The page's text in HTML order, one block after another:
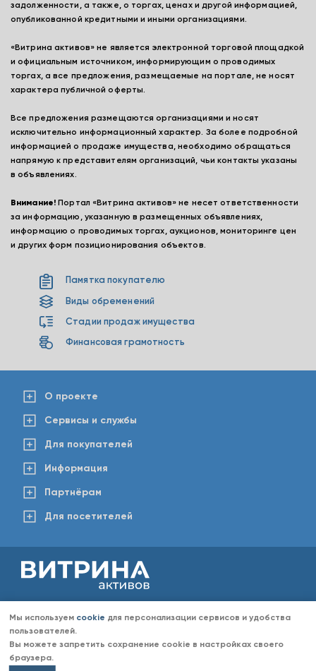
задолженности, а также, о торгах, ценах и другой информацией,
опубликованной кредитными и иными организациями.
«Витрина активов» не является электронной торговой площадкой
и официальным источником, информирующим о проводимых
торгах, а все предложения, размещаемые на портале, не носят
характера публичной оферты.
Все предложения размещаются организациями и носят
исключительно информационный характер. За более подробной
информацией о продаже имущества, необходимо обращаться
напрямую к представителям организаций, чьи контакты указаны
в объявлениях.
Внимание! Портал «Витрина активов» не несет ответственности
за информацию, указанную в размещенных объявлениях,
информацию о проводимых торгах, аукционов, мониторинге цен
и других форм позиционирования объектов.
Памятка покупателю
Виды обременений
Стадии продаж имущества
Финансовая грамотность
О проекте
Сервисы и службы
Для покупателей
Информация
Партнёрам
Для посетителей
является публичной офертой, определяемой положениями Статьи 437 Гражданского кодекса РФ.
Любое копирование информации с сайта разрешено только с согласия администрации «Витрина
информации (объявлений) без объяснений причин отказа.
Мы используем cookie для персонализации сервисов и удобства
пользователей.
Вы можете запретить сохранение cookie в настройках своего
браузера.